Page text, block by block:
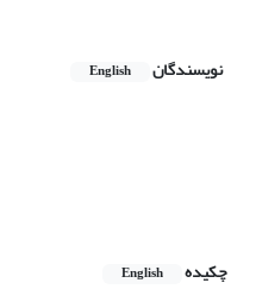
نویسندگان English
چکیده
English